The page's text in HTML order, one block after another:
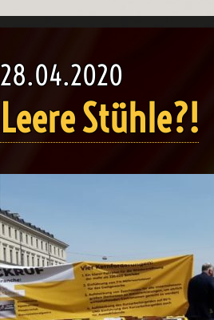
28.04.2020
Leere Stühle?!